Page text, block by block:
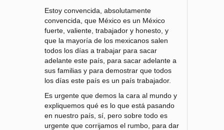
Estoy convencida, absolutamente
convencida, que México es un México
fuerte, valiente, trabajador y honesto, y
que la mayoría de los mexicanos salen
todos los días a trabajar para sacar
adelante este país, para sacar adelante a
sus familias y para demostrar que todos
los días este país es un país trabajador.
Es urgente que demos la cara al mundo y
expliquemos qué es lo que está pasando
en nuestro país, sí, pero sobre todo es
urgente que corrijamos el rumbo, para dar